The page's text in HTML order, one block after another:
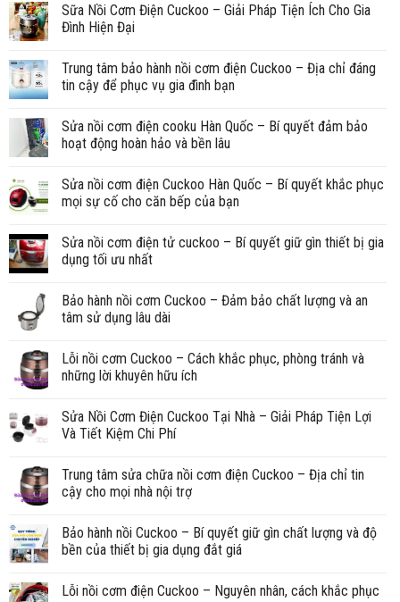
Sữa Nồi Cơm Điện Cuckoo – Giải Pháp Tiện Ích Cho Gia
Đình Hiện Đại
Trung tâm bảo hành nồi cơm điện Cuckoo – Địa chỉ đáng
tin cậy để phục vụ gia đình bạn
Sửa nồi cơm điện cooku Hàn Quốc – Bí quyết đảm bảo
hoạt động hoàn hảo và bền lâu
Sửa nồi cơm điện Cuckoo Hàn Quốc – Bí quyết khắc phục
mọi sự cố cho căn bếp của bạn
Sửa nồi cơm điện tử cuckoo – Bí quyết giữ gìn thiết bị gia
dụng tối ưu nhất
Bảo hành nồi cơm Cuckoo – Đảm bảo chất lượng và an
tâm sử dụng lâu dài
Lỗi nồi cơm Cuckoo – Cách khắc phục, phòng tránh và
những lời khuyên hữu ích
Sửa Nồi Cơm Điện Cuckoo Tại Nhà – Giải Pháp Tiện Lợi
Và Tiết Kiệm Chi Phí
Trung tâm sửa chữa nồi cơm điện Cuckoo – Địa chỉ tin
cậy cho mọi nhà nội trợ
Bảo hành nồi Cuckoo – Bí quyết giữ gìn chất lượng và độ
bền của thiết bị gia dụng đắt giá
Lỗi nồi cơm điện Cuckoo – Nguyên nhân, cách khắc phục